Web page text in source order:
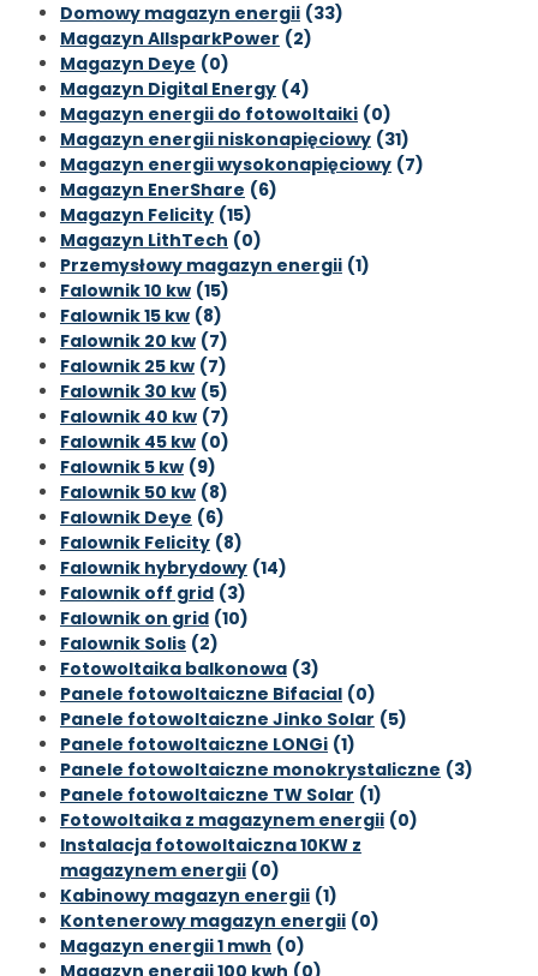
Domowy magazyn energii (33)
Magazyn AllsparkPower (2)
Magazyn Deye (0)
Magazyn Digital Energy (4)
Magazyn energii do fotowoltaiki (0)
Magazyn energii niskonapięciowy (31)
Magazyn energii wysokonapięciowy (7)
Magazyn EnerShare (6)
Magazyn Felicity (15)
Magazyn LithTech (0)
Przemysłowy magazyn energii (1)
Falownik 10 kw (15)
Falownik 15 kw (8)
Falownik 20 kw (7)
Falownik 25 kw (7)
Falownik 30 kw (5)
Falownik 40 kw (7)
Falownik 45 kw (0)
Falownik 5 kw (9)
Falownik 50 kw (8)
Falownik Deye (6)
Falownik Felicity (8)
Falownik hybrydowy (14)
Falownik off grid (3)
Falownik on grid (10)
Falownik Solis (2)
Fotowoltaika balkonowa (3)
Panele fotowoltaiczne Bifacial (0)
Panele fotowoltaiczne Jinko Solar (5)
Panele fotowoltaiczne LONGi (1)
Panele fotowoltaiczne monokrystaliczne (3)
Panele fotowoltaiczne TW Solar (1)
Fotowoltaika z magazynem energii (0)
Instalacja fotowoltaiczna 10KW z
magazynem energii (0)
Kabinowy magazyn energii (1)
Kontenerowy magazyn energii (0)
Magazyn energii 1 mwh (0)